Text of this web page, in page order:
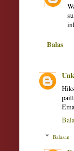
Balas
Balasan